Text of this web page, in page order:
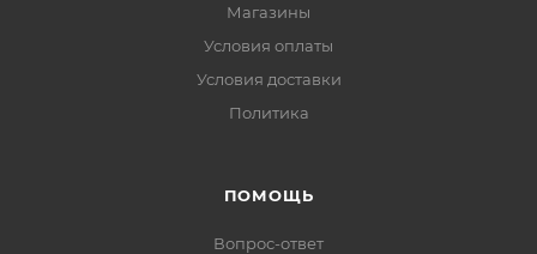
Магазины
Условия оплаты
Условия доставки
Политика
ПОМОЩЬ
Вопрос-ответ